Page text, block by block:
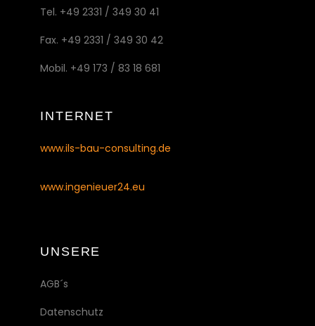
Tel. +49 2331 / 349 30 41
Fax. +49 2331 / 349 30 42
Mobil. +49 173 / 83 18 681
INTERNET
www.ils-bau-consulting.de
www.ingenieuer24.eu
UNSERE
AGB´s
Datenschutz